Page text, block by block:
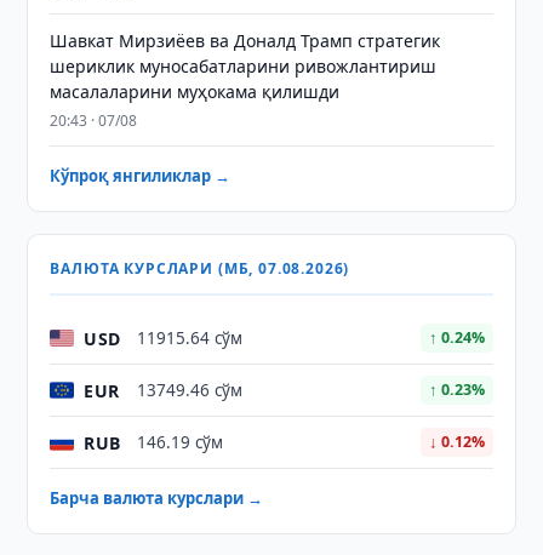
Шавкат Мирзиёев ва Доналд Трамп стратегик
шериклик муносабатларини ривожлантириш
масалаларини муҳокама қилишди
20:43 · 07/08
Кўпроқ янгиликлар →
ВАЛЮТА КУРСЛАРИ (МБ, 07.08.2026)
USD 11915.64 сўм ↑ 0.24%
EUR 13749.46 сўм ↑ 0.23%
RUB 146.19 сўм ↓ 0.12%
Барча валюта курслари →